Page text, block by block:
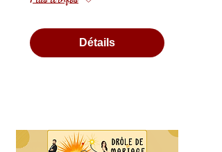
Détails